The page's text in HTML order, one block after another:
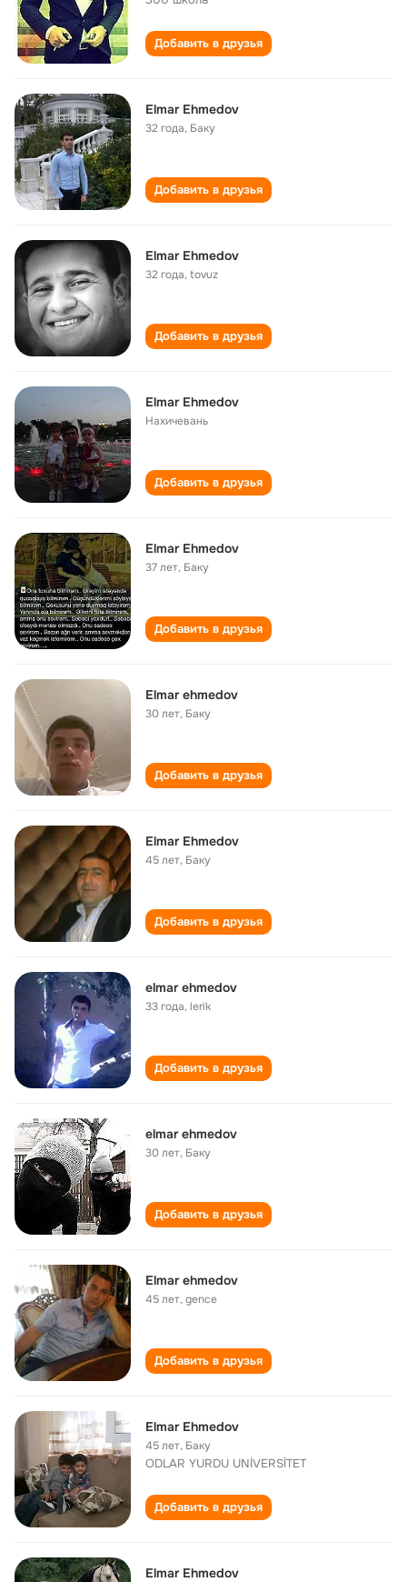
Добавить в друзья
Elmar Ehmedov
32 года, Баку
Добавить в друзья
Elmar Ehmedov
32 года,tovuz
Добавить в друзья
Elmar Ehmedov
Нахичевань
Добавить в друзья
Elmar Ehmedov
37 лет, Баку
Добавить в друзья
Elmar ehmedov
30 лет, Баку
Добавить в друзья
Elmar Ehmedov
45 лет, Баку
Добавить в друзья
elmar ehmedov
33 года,lerik
Добавить в друзья
elmar ehmedov
30 лет, Баку
Добавить в друзья
Elmar ehmedov
45 лет,gence
Добавить в друзья
Elmar Ehmedov
45 лет, Баку
ODLAR YURDU UNİVERSİTET
Добавить в друзья
Elmar Ehmedov